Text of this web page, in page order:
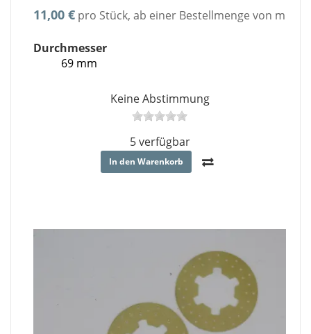
11,00 € pro Stück, ab einer Bestellmenge von
Durchmesser
69 mm
Keine Abstimmung
5 verfügbar
In den Warenkorb